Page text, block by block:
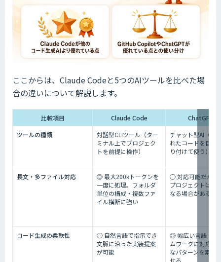
ここからは、Claude Codeと5つのAIツールを比べた場
合の違いについて解説します。
比較項目 Claude Code
ChatGPT
ツールの種類
対話型CLIツール（ター
ミナル上でプロジェク
トを前提に操作）
チャット型AI（生
れたコードを自分
り付けて使う）
長文・多ファイル対応
◎ 最大200kトークンを
一度に処理。フォルダ
単位の構成・複数ファ
イル横断に強い
○ 対応可能だが大
プロジェクトは苦
なる場合がある
コード生成の柔軟性
○ 自然言語で指示でき
文脈に沿った実装提案
が可能
◎ 幅広い言語・フ
ムワークに対応。
なパターンを素早